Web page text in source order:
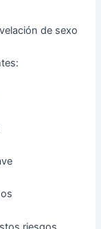
de sexo